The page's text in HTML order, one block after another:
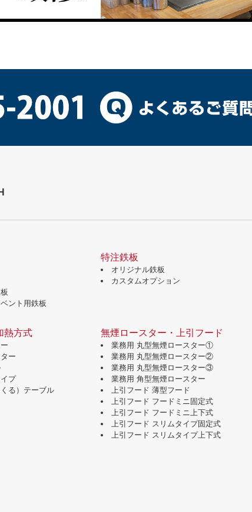
ント用鉄板
特注鉄板
オリジナル鉄板
カスタムオプション
熱方式
ー
プ
る）テーブル
無煙ロースター・上引フード
業務用 丸型無煙ロースター①
業務用 丸型無煙ロースター②
業務用 丸型無煙ロースター③
業務用 角型無煙ロースター
上引フード 薄型フード
上引フード フードミニ固定式
上引フード フードミニ上下式
上引フード スリムタイプ固定式
上引フード スリムタイプ上下式